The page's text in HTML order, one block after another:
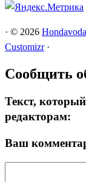
· © 2026
Customizr ·
Сообщить
Текст,
редакторам:
Ваш